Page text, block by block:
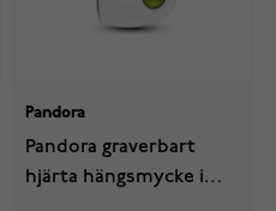
Pandora
Pandora graverbart
hjärta hängsmycke i